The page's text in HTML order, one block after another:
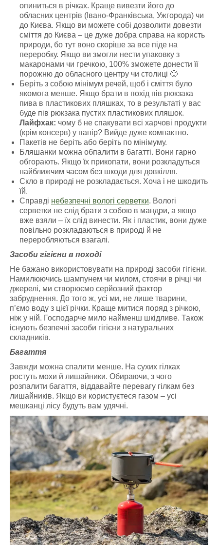
опиниться в річках. Краще вивезти його до
обласних центрів (Івано-Франківська, Ужгорода) чи
до Києва. Якщо ви можете собі дозволити довезти
сміття до Києва – це дуже добра справа на користь
природи, бо тут воно скоріше за все піде на
переробку. Якщо ви змогли нести упаковку з
макаронами чи гречкою, 100% зможете донести її
порожню до обласного центру чи столиці 🙂
Беріть з собою мінімум речей, щоб і сміття було
якомога менше. Якщо брати в похід пів рюкзака
пива в пластикових пляшках, то в результаті у вас
буде пів рюкзака пустих пластикових пляшок.
Лайфхак: чому б не спакувати всі харчові продукти
(крім консерв) у папір? Вийде дуже компактно.
Пакетів не беріть або беріть по мінімуму.
Бляшанки можна обпалити в багатті. Вони гарно
обгорають. Якщо їх прикопати, вони розкладуться
найближчим часом без шкоди для довкілля.
Скло в природі не розкладається. Хоча і не шкодить
їй.
Справді небезпечні вологі серветки. Вологі
серветки не слід брати з собою в мандри, а якщо
вже взяли – їх слід винести. Як і пластик, вони дуже
повільно розкладаються в природі й не
переробляються взагалі.
Засоби гігієни в поході
Не бажано використовувати на природі засоби гігієни.
Намилюючись шампунем чи милом, стоячи в річці чи
джерелі, ми створюємо серйозний фактор
забруднення. До того ж, усі ми, не лише тварини,
п’ємо воду з цієї річки. Краще митися поряд з річкою,
ніж у ній. Господарче мило найменш шкідливе. Також
існують безпечні засоби гігієни з натуральних
складників.
Багаття
Завжди можна спалити менше. На сухих гілках
ростуть мохи й лишайники. Обираючи, з чого
розпалити багаття, віддавайте перевагу гілкам без
лишайників. Якщо ви користуєтеся газом – усі
мешканці лісу будуть вам удячні.